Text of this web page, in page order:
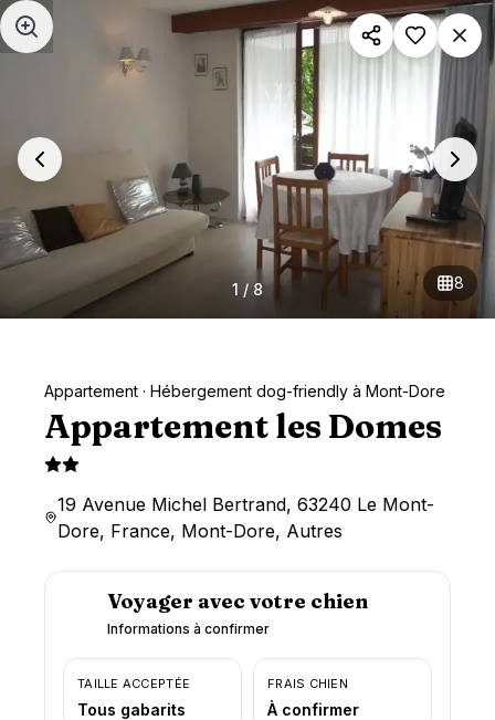
Aller au contenu principal
1 / 8 8
Appartement · Hébergement dog-friendly à Mont-Dore
Appartement les Domes
19 Avenue Michel Bertrand, 63240 Le Mont-
Dore, France, Mont-Dore, Autres
Voyager avec votre chien
Informations à confirmer
TAILLE ACCEPTÉE
Tous gabarits
FRAIS CHIEN
À confirmer